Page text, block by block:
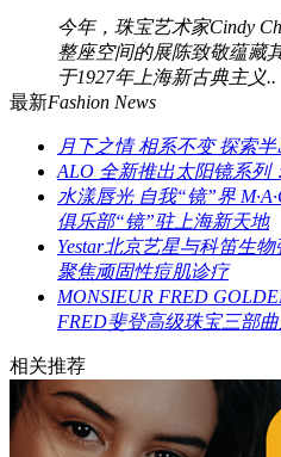
今年，珠宝艺术家Cindy
整座空间的展陈致敬蕴藏
于1927年上海新古典主义..
最新Fashion News
月下之情 相系不变 探索
ALO 全新推出太阳镜系列
水漾唇光 自我“镜”界
俱乐部“镜”驻上海新天地
Yestar北京艺星与科笛生
聚焦顽固性痘肌诊疗
MONSIEUR FRED
FRED斐登高级珠宝三部
相关推荐